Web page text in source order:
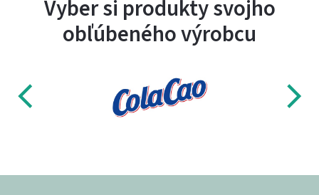
Vyber si produkty svojho
obľúbeného výrobcu